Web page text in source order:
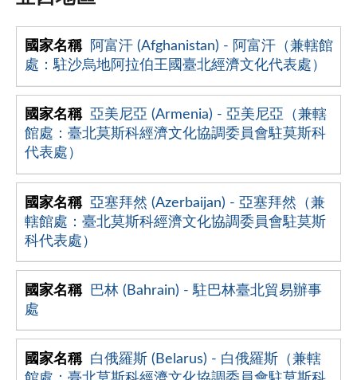
阿富汗 (Afghanistan) - 阿富汗（兼轄館
處：駐沙烏地阿拉伯王國臺北經濟文化代表處）
亞美尼亞 (Armenia) - 亞美尼亞（兼轄
館處：臺北莫斯科經濟文化協調委員會駐莫斯科
代表處）
亞塞拜然 (Azerbaijan) - 亞塞拜然（兼
轄館處：臺北莫斯科經濟文化協調委員會駐莫斯
科代表處）
巴林 (Bahrain) - 駐巴林臺北貿易辦事
處
白俄羅斯 (Belarus) - 白俄羅斯（兼轄